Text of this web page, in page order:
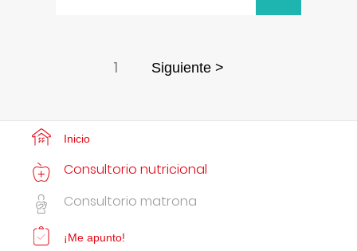
1 Siguiente >
Inicio
Consultorio nutricional
Consultorio matrona
¡Me apunto!